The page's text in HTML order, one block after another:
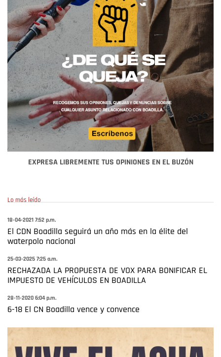
EXPRESA LIBREMENTE TUS OPINIONES EN EL BUZÓN
Lo más leído
18-04-2021 7:52 p.m.
El CDN Boadilla seguirá un año más en la élite del
waterpolo nacional
25-03-2025 7:25 a.m.
RECHAZADA LA PROPUESTA DE VOX PARA BONIFICAR EL
IMPUESTO DE VEHÍCULOS EN BOADILLA
28-11-2020 6:04 p.m.
6-18 El CN Boadilla vence y convence